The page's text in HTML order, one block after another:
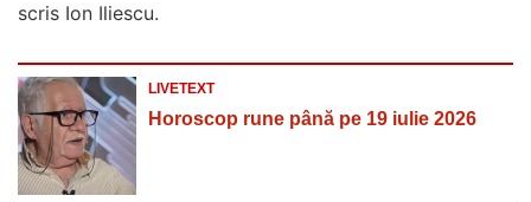
scris Ion Iliescu.
LIVETEXT
Horoscop rune până pe 19 iulie 2026